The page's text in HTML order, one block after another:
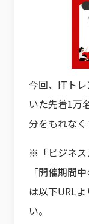
今回、ITトレ
いた先着1万
分をもれなく
※「ビジネス
「開催期間
は以下URL
い。